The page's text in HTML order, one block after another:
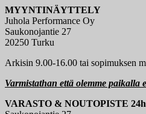
MYYNTINÄYTTELY
Juhola Performance Oy
Saukonojantie 27
20250 Turku
Arkisin 9.00-16.00 tai sopimuksen
Varmistathan että olemme paikalla
VARASTO & NOUTOPISTE